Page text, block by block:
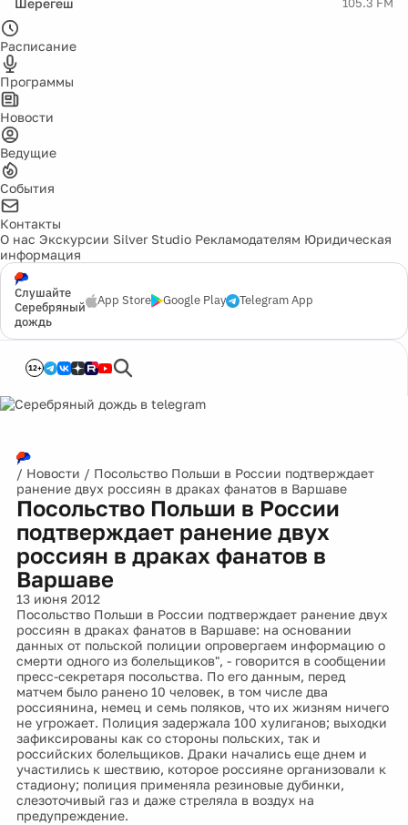
105.3 FM
Расписание
Программы
Новости
Ведущие
События
Контакты
О нас Экскурсии Silver Studio Рекламодателям Юридическая
информация
Слушайте
Серебряный
дождь
App Store Google Play Telegram App
12+
/ Новости / Посольство Польши в России подтверждает
ранение двух россиян в драках фанатов в Варшаве
Посольство Польши в России
подтверждает ранение двух
россиян в драках фанатов в
Варшаве
13 июня 2012
Посольство Польши в России подтверждает ранение двух
россиян в драках фанатов в Варшаве: на основании
данных от польской полиции опровергаем информацию о
смерти одного из болельщиков", - говорится в сообщении
пресс-секретаря посольства. По его данным, перед
матчем было ранено 10 человек, в том числе два
россиянина, немец и семь поляков, что их жизням ничего
не угрожает. Полиция задержала 100 хулиганов; выходки
зафиксированы как со стороны польских, так и
российских болельщиков. Драки начались еще днем и
участились к шествию, которое россияне организовали к
стадиону; полиция применяла резиновые дубинки,
слезоточивый газ и даже стреляла в воздух на
предупреждение.